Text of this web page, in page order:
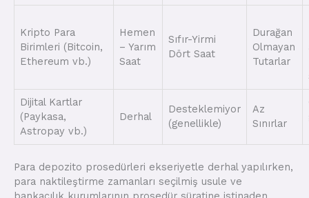
Kripto Para
Birimleri (Bitcoin,
Ethereum vb.)
Hemen
– Yarım
Saat
Sıfır-Yirmi
Dört Saat
Durağan
Olmayan
Tutarlar
Dijital Kartlar
(Paykasa,
Astropay vb.)
Derhal
Desteklemiyor
(genellikle)
Az
Sınırlar
Para depozito prosedürleri ekseriyetle derhal yapılırken,
para naktileştirme zamanları seçilmiş usule ve